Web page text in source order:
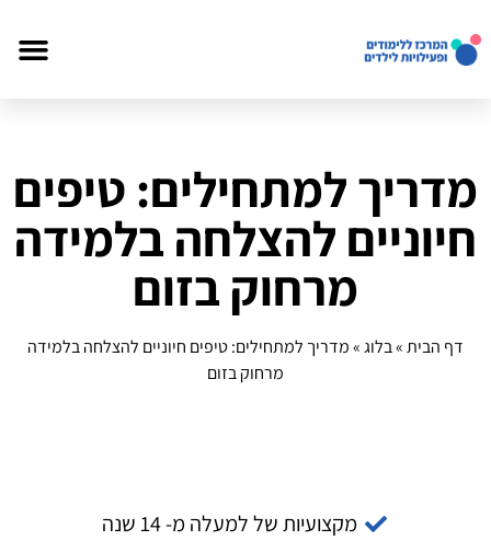
מדריך למתחילים: טיפים
חיוניים להצלחה בלמידה
מרחוק בזום
דף הבית»בלוג»מדריך למתחילים: טיפים חיוניים להצלחה בלמידה
מרחוק בזום
מקצועיות של למעלה מ- 14 שנה